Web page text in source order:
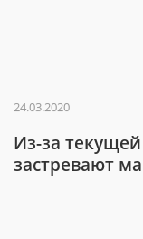
24.03.2020
Из-за
застревают